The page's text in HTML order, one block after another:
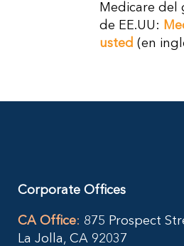
Medicare del
de EE.UU:
usted (en
Corporate Offices
CA Office: 875 Prospect
La Jolla, CA 92037